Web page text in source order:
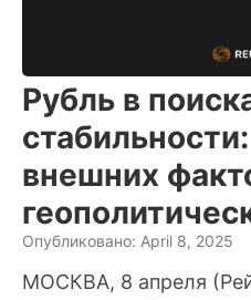
Рубль в
внешних
Опубликовано: April 8, 2025
МОСКВА, 8 апреля